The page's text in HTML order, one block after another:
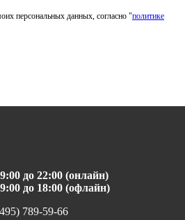
персональных данных, согласно "политике
до 22:00 (онлайн)
до 18:00 (офлайн)
789-59-66